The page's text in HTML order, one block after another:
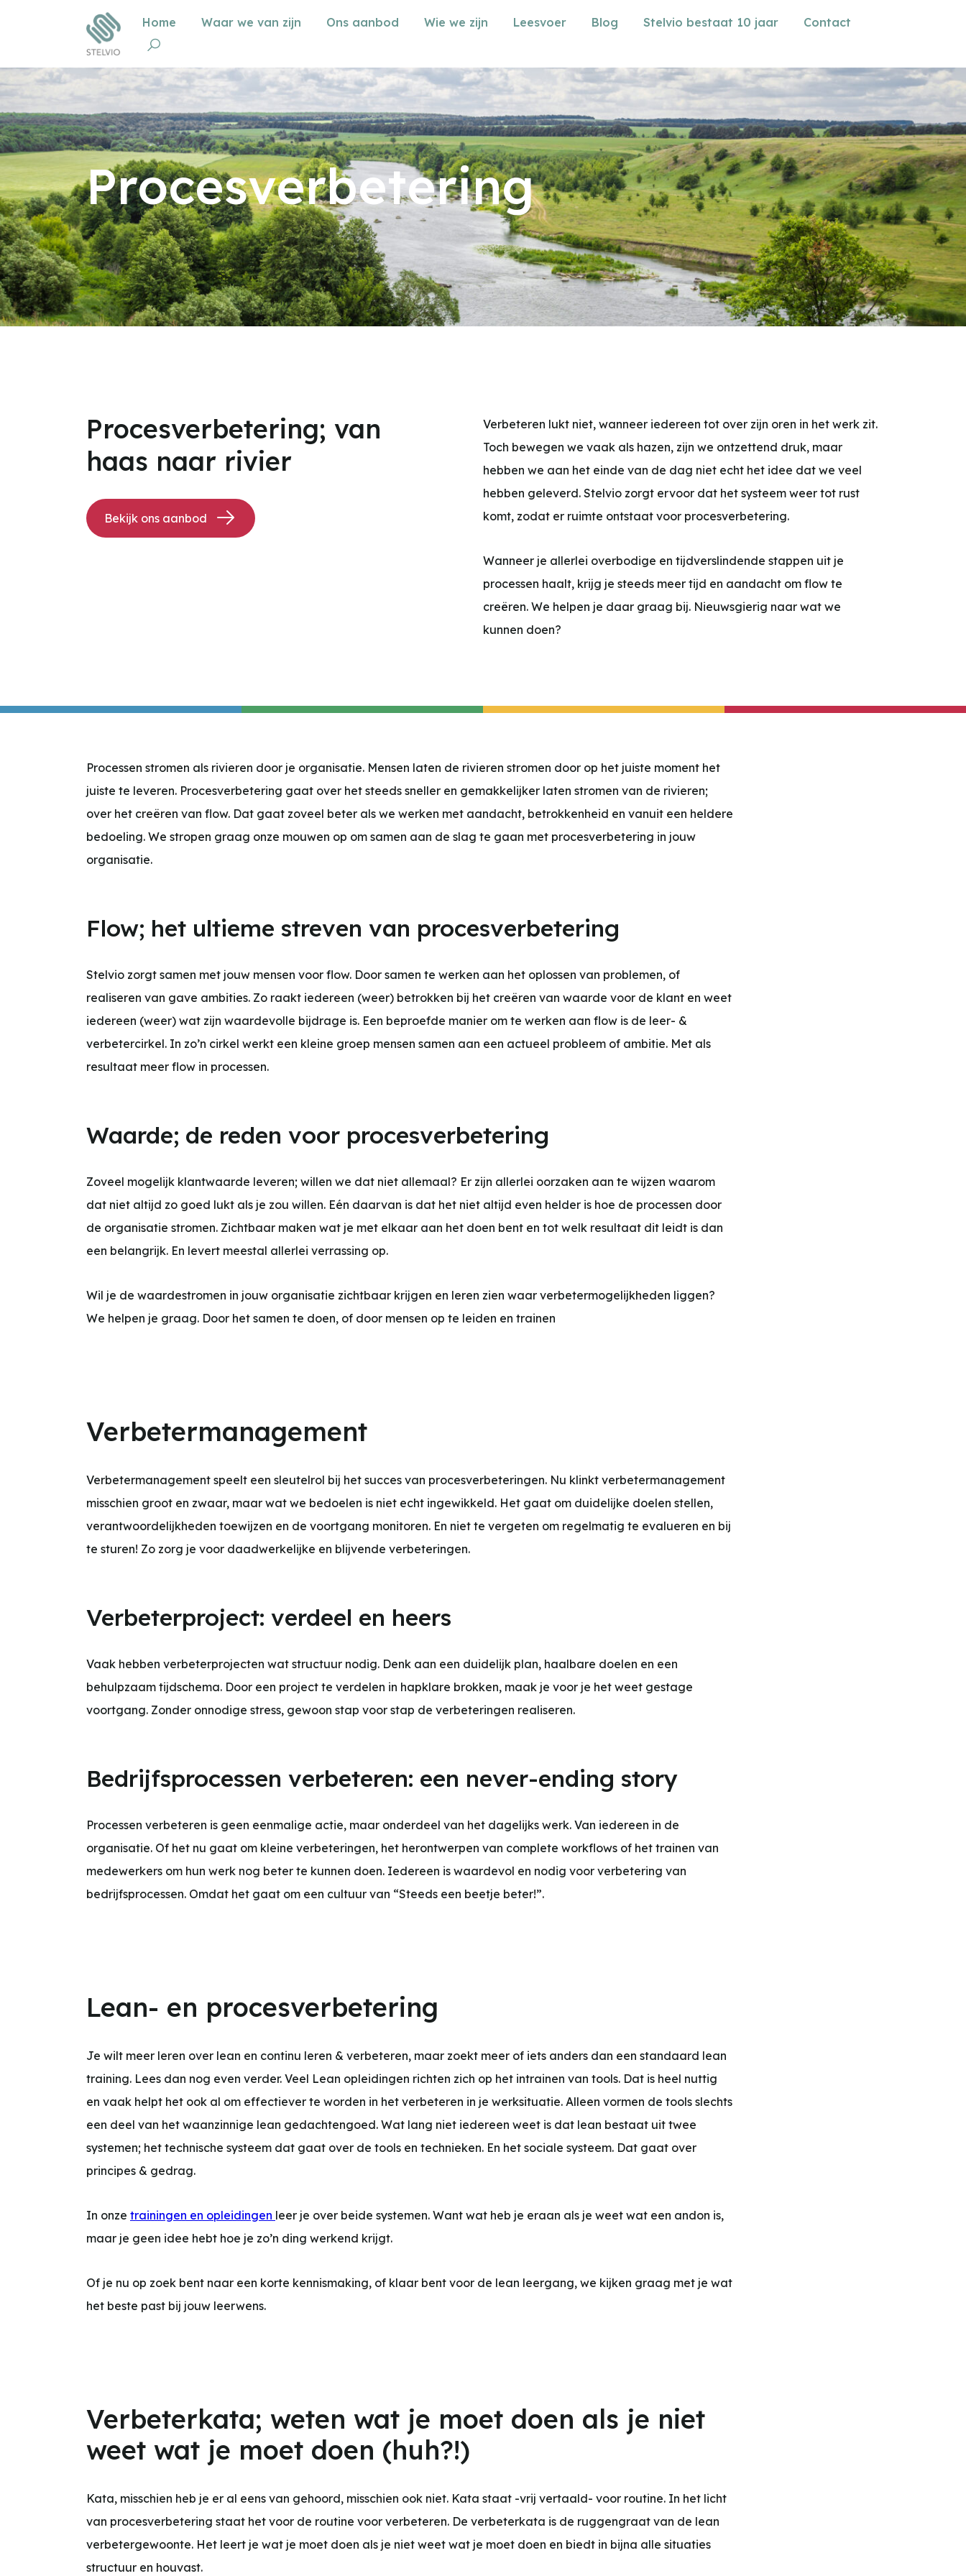
Home Waar we van zijn Ons aanbod Wie we zijn Leesvoer Blog Stelvio bestaat 10 jaar Contact
Procesverbetering
Procesverbetering; van
haas naar rivier
Bekijk ons aanbod
Verbeteren lukt niet, wanneer iedereen tot over zijn oren in het werk zit.
Toch bewegen we vaak als hazen, zijn we ontzettend druk, maar
hebben we aan het einde van de dag niet echt het idee dat we veel
hebben geleverd. Stelvio zorgt ervoor dat het systeem weer tot rust
komt, zodat er ruimte ontstaat voor procesverbetering.
Wanneer je allerlei overbodige en tijdverslindende stappen uit je
processen haalt, krijg je steeds meer tijd en aandacht om flow te
creëren. We helpen je daar graag bij. Nieuwsgierig naar wat we
kunnen doen?
Processen stromen als rivieren door je organisatie. Mensen laten de rivieren stromen door op het juiste moment het
juiste te leveren. Procesverbetering gaat over het steeds sneller en gemakkelijker laten stromen van de rivieren;
over het creëren van flow. Dat gaat zoveel beter als we werken met aandacht, betrokkenheid en vanuit een heldere
bedoeling. We stropen graag onze mouwen op om samen aan de slag te gaan met procesverbetering in jouw
organisatie.
Flow; het ultieme streven van procesverbetering
Stelvio zorgt samen met jouw mensen voor flow. Door samen te werken aan het oplossen van problemen, of
realiseren van gave ambities. Zo raakt iedereen (weer) betrokken bij het creëren van waarde voor de klant en weet
iedereen (weer) wat zijn waardevolle bijdrage is. Een beproefde manier om te werken aan flow is de leer- &
verbetercirkel. In zo’n cirkel werkt een kleine groep mensen samen aan een actueel probleem of ambitie. Met als
resultaat meer flow in processen.
Waarde; de reden voor procesverbetering
Zoveel mogelijk klantwaarde leveren; willen we dat niet allemaal? Er zijn allerlei oorzaken aan te wijzen waarom
dat niet altijd zo goed lukt als je zou willen. Eén daarvan is dat het niet altijd even helder is hoe de processen door
de organisatie stromen. Zichtbaar maken wat je met elkaar aan het doen bent en tot welk resultaat dit leidt is dan
een belangrijk. En levert meestal allerlei verrassing op.
Wil je de waardestromen in jouw organisatie zichtbaar krijgen en leren zien waar verbetermogelijkheden liggen?
We helpen je graag. Door het samen te doen, of door mensen op te leiden en trainen
Verbetermanagement
Verbetermanagement speelt een sleutelrol bij het succes van procesverbeteringen. Nu klinkt verbetermanagement
misschien groot en zwaar, maar wat we bedoelen is niet echt ingewikkeld. Het gaat om duidelijke doelen stellen,
verantwoordelijkheden toewijzen en de voortgang monitoren. En niet te vergeten om regelmatig te evalueren en bij
te sturen! Zo zorg je voor daadwerkelijke en blijvende verbeteringen.
Verbeterproject: verdeel en heers
Vaak hebben verbeterprojecten wat structuur nodig. Denk aan een duidelijk plan, haalbare doelen en een
behulpzaam tijdschema. Door een project te verdelen in hapklare brokken, maak je voor je het weet gestage
voortgang. Zonder onnodige stress, gewoon stap voor stap de verbeteringen realiseren.
Bedrijfsprocessen verbeteren: een never-ending story
Processen verbeteren is geen eenmalige actie, maar onderdeel van het dagelijks werk. Van iedereen in de
organisatie. Of het nu gaat om kleine verbeteringen, het herontwerpen van complete workflows of het trainen van
medewerkers om hun werk nog beter te kunnen doen. Iedereen is waardevol en nodig voor verbetering van
bedrijfsprocessen. Omdat het gaat om een cultuur van “Steeds een beetje beter!”.
Lean- en procesverbetering
Je wilt meer leren over lean en continu leren & verbeteren, maar zoekt meer of iets anders dan een standaard lean
training. Lees dan nog even verder. Veel Lean opleidingen richten zich op het intrainen van tools. Dat is heel nuttig
en vaak helpt het ook al om effectiever te worden in het verbeteren in je werksituatie. Alleen vormen de tools slechts
een deel van het waanzinnige lean gedachtengoed. Wat lang niet iedereen weet is dat lean bestaat uit twee
systemen; het technische systeem dat gaat over de tools en technieken. En het sociale systeem. Dat gaat over
principes & gedrag.
In onze trainingen en opleidingen leer je over beide systemen. Want wat heb je eraan als je weet wat een andon is,
maar je geen idee hebt hoe je zo’n ding werkend krijgt.
Of je nu op zoek bent naar een korte kennismaking, of klaar bent voor de lean leergang, we kijken graag met je wat
het beste past bij jouw leerwens.
Verbeterkata; weten wat je moet doen als je niet
weet wat je moet doen (huh?!)
Kata, misschien heb je er al eens van gehoord, misschien ook niet. Kata staat -vrij vertaald- voor routine. In het licht
van procesverbetering staat het voor de routine voor verbeteren. De verbeterkata is de ruggengraat van de lean
verbetergewoonte. Het leert je wat je moet doen als je niet weet wat je moet doen en biedt in bijna alle situaties
structuur en houvast.